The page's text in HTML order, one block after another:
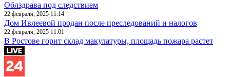
Облздрава под следствием
22 февраля, 2025 11:14
Дом Ивлеевой продан после преследований и налогов
22 февраля, 2025 11:01
В Ростове горит склад макулатуры, площадь пожара растет